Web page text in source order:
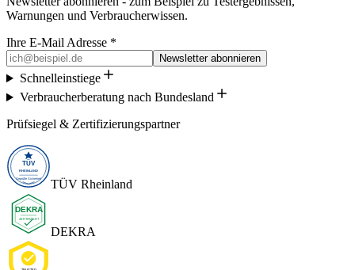
Warnungen und Verbraucherwissen.
Ihre E-Mail Adresse *
Newsletter abonnieren
Schnelleinstiege
Verbraucherberatung nach Bundesland
Prüfsiegel & Zertifizierungspartner
TÜV Rheinland
DEKRA